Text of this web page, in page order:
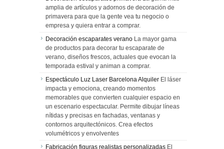
amplia de artículos y adornos de decoración de
primavera para que la gente vea tu negocio o
empresa y quiera entrar a comprar.
Decoración escaparates verano La mayor gama
de productos para decorar tu escaparate de
verano, diseños frescos, actuales que evocan la
temporada estival y animan a comprar.
Espectáculo Luz Laser Barcelona Alquiler El láser
impacta y emociona, creando momentos
memorables que convierten cualquier espacio en
un escenario espectacular. Permite dibujar líneas
nítidas y precisas en fachadas, ventanas y
contornos arquitectónicos. Crea efectos
volumétricos y envolventes
Fabricación figuras realistas personalizadas El